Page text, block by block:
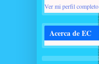
Ver mi perfil completo
Acerca de EC